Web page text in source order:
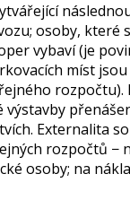
osoby,
vybaví (je
míst
Externalita
rozpočtů −
osoby; na